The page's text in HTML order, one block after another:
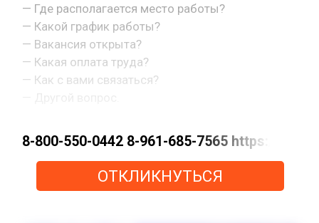
— Где располагается место работы?
— Какой график работы?
— Вакансия открыта?
— Какая оплата труда?
— Как с вами связаться?
8-800-550-0442 8-961-685-7565 https://
ОТКЛИКНУТЬСЯ